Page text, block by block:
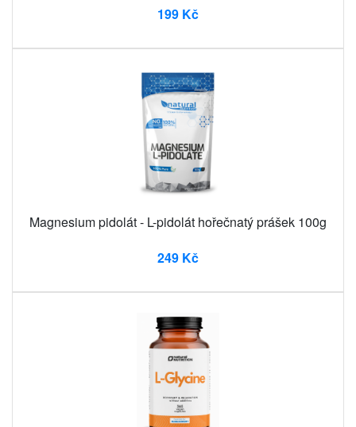
199 Kč
Magnesium pidolát - L-pidolát hořečnatý prášek 100g
249 Kč